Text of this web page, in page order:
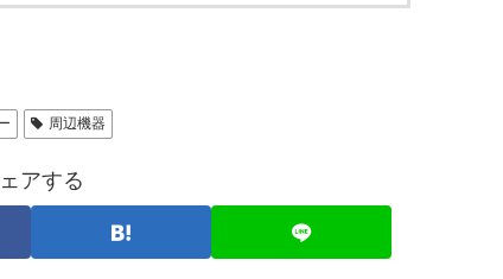
周辺機器
アする